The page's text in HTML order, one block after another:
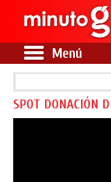
Menú
SPOT DONACIÓN